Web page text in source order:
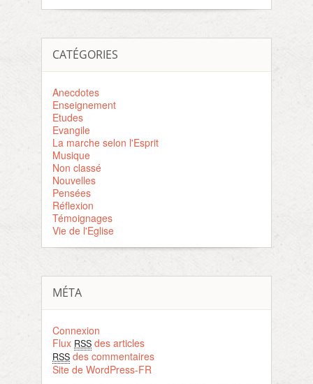
CATÉGORIES
Anecdotes
Enseignement
Etudes
Evangile
La marche selon l'Esprit
Musique
Non classé
Nouvelles
Pensées
Réflexion
Témoignages
Vie de l'Eglise
MÉTA
Connexion
Flux RSS des articles
RSS des commentaires
Site de WordPress-FR